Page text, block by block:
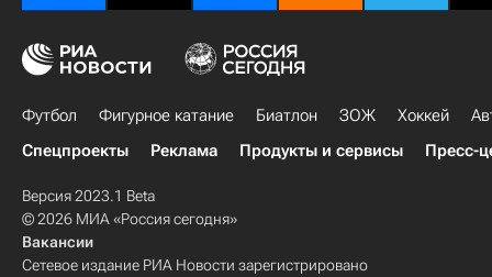
Футбол Фигурное катание Биатлон ЗОЖ Хоккей
Спецпроекты
Реклама Продукты и сервисы Пресс-
Версия 2023.1 Beta
© 2026 МИА «Россия сегодня»
Вакансии
Сетевое издание РИА Новости зарегистрировано